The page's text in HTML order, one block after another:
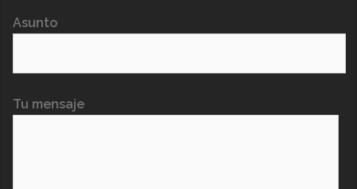
Asunto
Tu mensaje